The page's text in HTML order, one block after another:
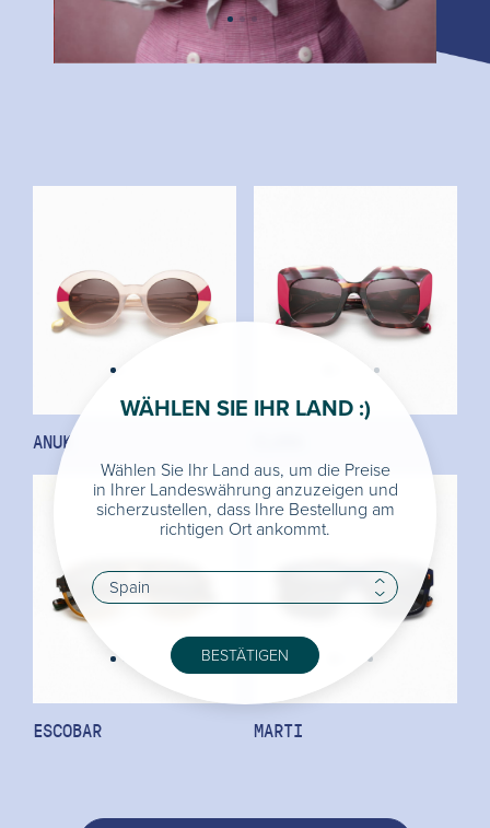
ANUK
ESCOBAR MARTI
WÄHLEN SIE IHR LAND :)
Wählen Sie Ihr Land aus, um die Preise
in Ihrer Landeswährung anzuzeigen und
sicherzustellen, dass Ihre Bestellung am
richtigen Ort ankommt.
BESTÄTIGEN